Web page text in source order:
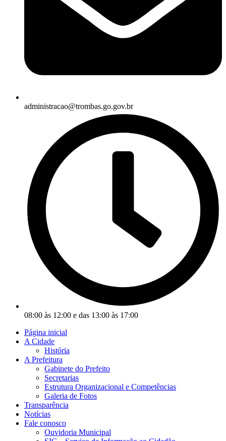
administracao@trombas.go.gov.br
08:00 às 12:00 e das 13:00 às 17:00
Página inicial
A Cidade
História
A Prefeitura
Gabinete do Prefeito
Secretarias
Estrutura Organizacional e Competências
Galeria de Fotos
Transparência
Notícias
Fale conosco
Ouvidoria Municipal